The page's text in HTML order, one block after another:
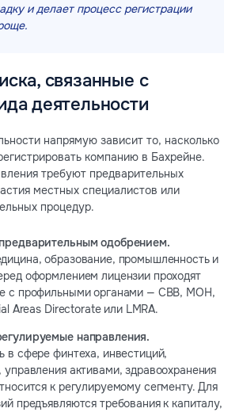
и делает процесс регистрации
связанные с
деятельности
напрямую зависит то, насколько
компанию в Бахрейне.
требуют предварительных
местных специалистов или
процедур.
одобрением.
образование, промышленность и
оформлением лицензии проходят
с профильными органами — CBB, MOH,
Areas Directorate или LMRA.
направления.
в сфере финтеха, инвестиций,
управления активами, здравоохранения
к регулируемому сегменту. Для
предъявляются требования к капиталу,